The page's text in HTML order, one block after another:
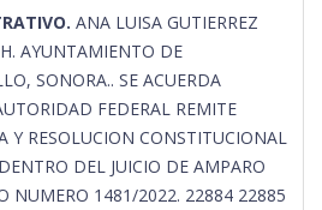
ANA LUISA GUTIERREZ
AYUNTAMIENTO DE
SONORA.. SE ACUERDA
FEDERAL REMITE
Y RESOLUCION CONSTITUCIONAL
DEL JUICIO DE AMPARO
NUMERO 1481/2022. 22884 22885